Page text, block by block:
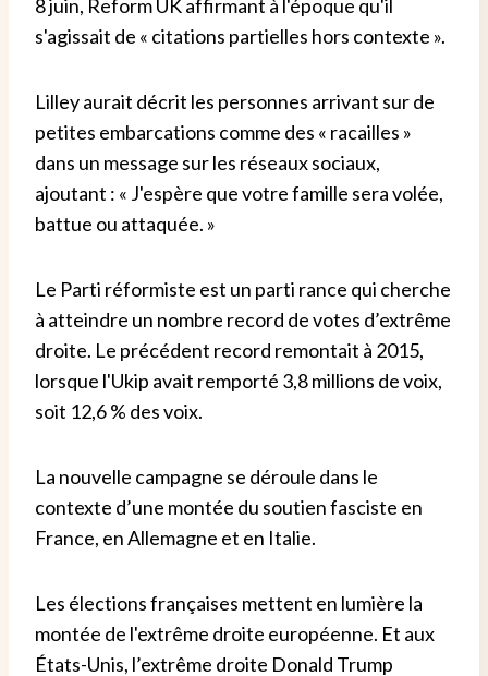
8 juin, Reform UK affirmant à l'époque qu'il
s'agissait de « citations partielles hors contexte ».
Lilley aurait décrit les personnes arrivant sur de
petites embarcations comme des « racailles »
dans un message sur les réseaux sociaux,
ajoutant : « J'espère que votre famille sera volée,
battue ou attaquée. »
Le Parti réformiste est un parti rance qui cherche
à atteindre un nombre record de votes d’extrême
droite. Le précédent record remontait à 2015,
lorsque l'Ukip avait remporté 3,8 millions de voix,
soit 12,6 % des voix.
La nouvelle campagne se déroule dans le
contexte d’une montée du soutien fasciste en
France, en Allemagne et en Italie.
Les élections françaises mettent en lumière la
montée de l'extrême droite européenne. Et aux
États-Unis, l’extrême droite Donald Trump